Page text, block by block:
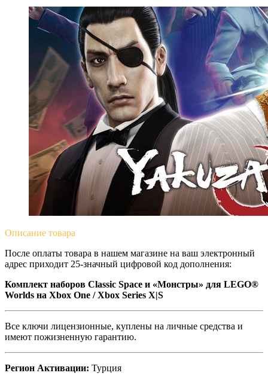
Описание товара
После оплаты товара в нашем магазине на ваш электронный
адрес приходит 25-значный цифровой код дополнения:
Комплект наборов Classic Space и «Монстры» для LEGO®
Worlds на Xbox One / Xbox Series X|S
Все ключи лицензионные, куплены на личные средства и
имеют пожизненную гарантию.
Регион Активации: Турция